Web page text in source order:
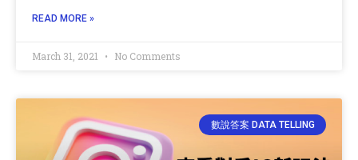
READ MORE »
March 31, 2021 No Comments
數說答案 DATA TELLING